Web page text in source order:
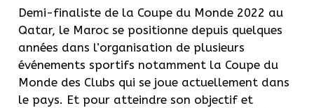
Demi-finaliste de la Coupe du Monde 2022 au
Qatar, le Maroc se positionne depuis quelques
années dans l’organisation de plusieurs
événements sportifs notamment la Coupe du
Monde des Clubs qui se joue actuellement dans
le pays. Et pour atteindre son objectif et